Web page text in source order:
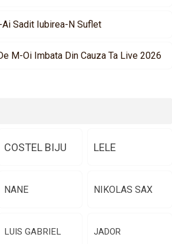
Sadit Iubirea-N Suflet
M-Oi Imbata Din Cauza Ta Live 2026
COSTEL BIJU LELE
NANE NIKOLAS SAX
LUIS GABRIEL JADOR